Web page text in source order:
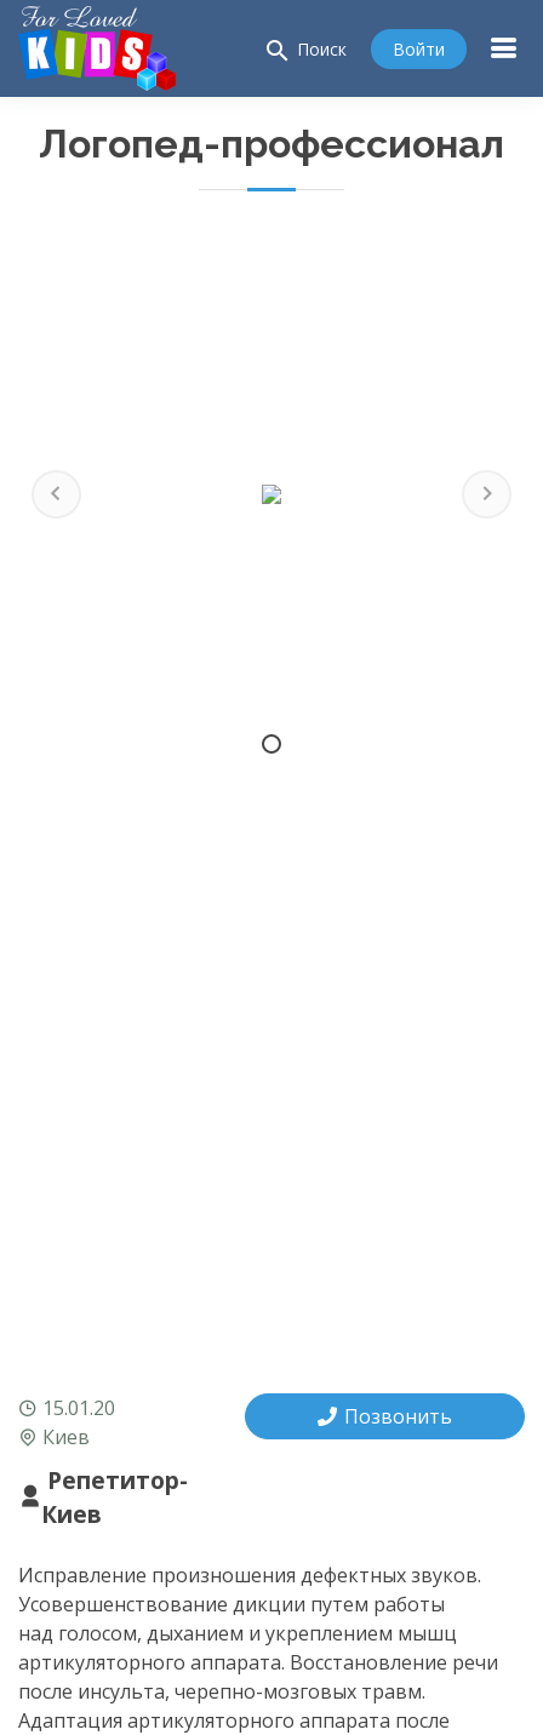
search Поиск Войти
Логопед-профессионал
Previous Next
15.01.20
Киев
Репетитор-
Киев
Позвонить
Исправление произношения дефектных звуков.
Усовершенствование дикции путем работы
над голосом, дыханием и укреплением мышц
артикуляторного аппарата. Восстановление речи
после инсульта, черепно-мозговых травм.
Адаптация артикуляторного аппарата после